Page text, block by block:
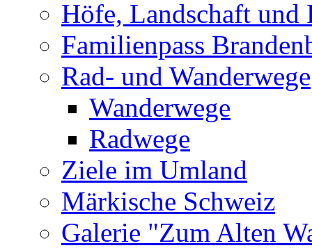
Höfe, Landschaft und
Familienpass
Rad- und Wanderwege
Wanderwege
Radwege
Ziele im Umland
Märkische Schweiz
Galerie "Zum Alten